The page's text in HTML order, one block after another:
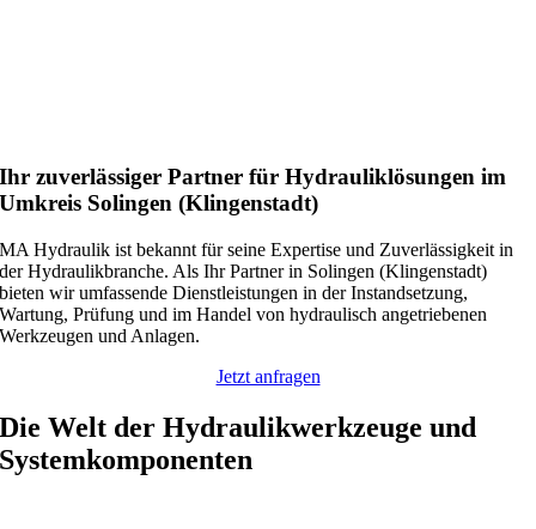
Ihr zuverlässiger Partner für Hydrauliklösungen im
Umkreis Solingen (Klingenstadt)
MA Hydraulik ist bekannt für seine Expertise und Zuverlässigkeit in
der Hydraulikbranche. Als Ihr Partner in Solingen (Klingenstadt)
bieten wir umfassende Dienstleistungen in der Instandsetzung,
Wartung, Prüfung und im Handel von hydraulisch angetriebenen
Werkzeugen und Anlagen.
Jetzt anfragen
Die Welt der Hydraulikwerkzeuge und
Systemkomponenten